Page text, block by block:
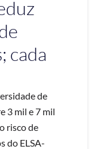
cada
de
3 mil e 7 mil
risco de
do ELSA-